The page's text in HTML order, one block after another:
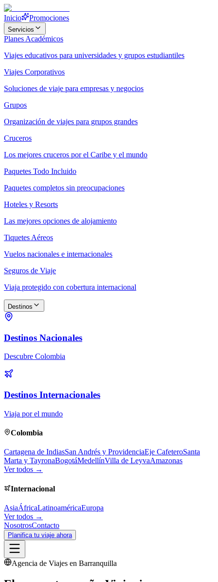
Inicio Promociones
Servicios
Planes Académicos
Viajes educativos para universidades y grupos estudiantiles
Viajes Corporativos
Soluciones de viaje para empresas y negocios
Grupos
Organización de viajes para grupos grandes
Cruceros
Los mejores cruceros por el Caribe y el mundo
Paquetes Todo Incluido
Paquetes completos sin preocupaciones
Hoteles y Resorts
Las mejores opciones de alojamiento
Tiquetes Aéreos
Vuelos nacionales e internacionales
Seguros de Viaje
Viaja protegido con cobertura internacional
Destinos
Destinos Nacionales
Descubre Colombia
Destinos Internacionales
Viaja por el mundo
Colombia
Cartagena de IndiasSan Andrés y ProvidenciaEje CafeteroSanta
Marta y TayronaBogotáMedellínVilla de LeyvaAmazonas
Ver todos →
Internacional
AsiaÁfricaLatinoaméricaEuropa
Ver todos →
NosotrosContacto
Planifica tu viaje ahora
Agencia de Viajes en Barranquilla